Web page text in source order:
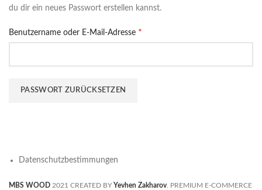
du dir ein neues Passwort erstellen kannst.
Benutzername oder E-Mail-Adresse *
PASSWORT ZURÜCKSETZEN
Datenschutzbestimmungen
MBS WOOD 2021 CREATED BY Yevhen Zakharov . PREMIUM E-COMMERCE